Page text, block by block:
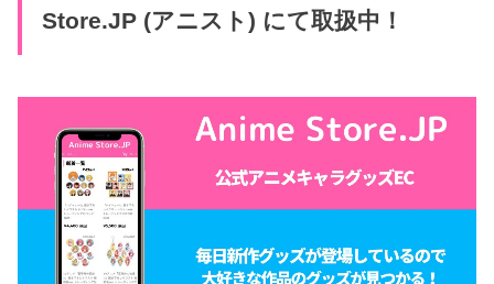
Store.JP (アニスト) にて取扱中！